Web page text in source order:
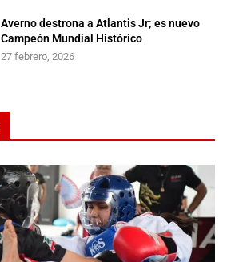
Averno destrona a Atlantis Jr; es nuevo
Campeón Mundial Histórico
27 febrero, 2026